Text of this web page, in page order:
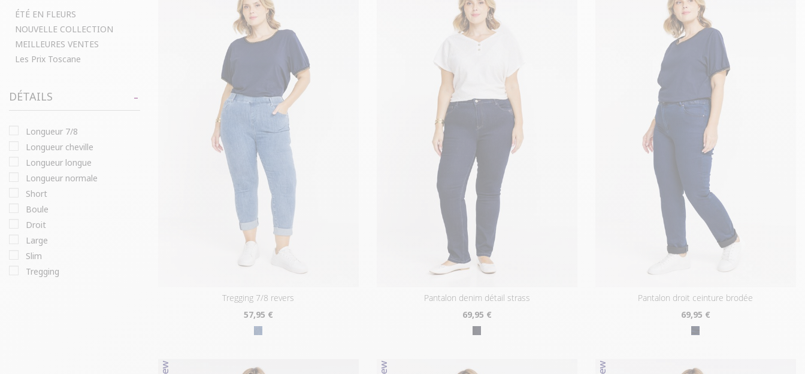
ÉTÉ EN FLEURS
NOUVELLE COLLECTION
MEILLEURES VENTES
Les Prix Toscane
DÉTAILS
longueur 7/8
longueur cheville
longueur longue
longueur normale
short
boule
droit
large
slim
tregging
tregging 7/8 revers
57,95 €
pantalon denim détail strass
69,95 €
pantalon droit ceinture brodée
69,95 €